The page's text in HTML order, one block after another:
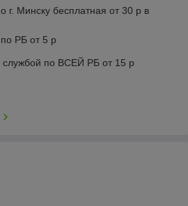
г. Минску бесплатная от 30 р в
РБ от 5 р
службой по ВСЕЙ РБ от 15 р